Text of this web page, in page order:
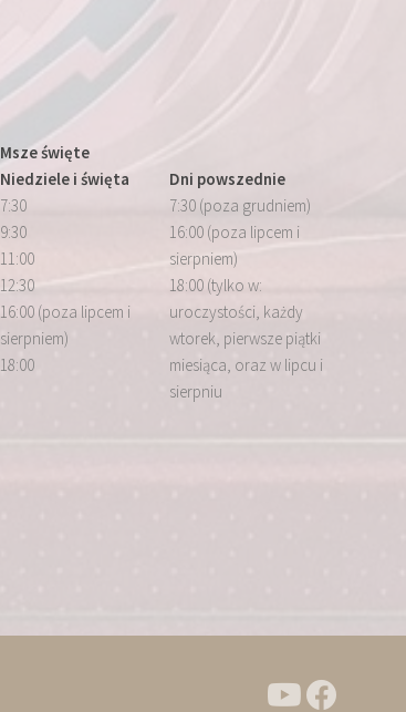
Msze święte
Niedziele i święta
7:30
9:30
11:00
12:30
16:00 (poza lipcem i
sierpniem)
18:00
Dni powszednie
7:30 (poza grudniem)
16:00 (poza lipcem i
sierpniem)
18:00 (tylko w:
uroczystości, każdy
wtorek, pierwsze piątki
miesiąca, oraz w lipcu i
sierpniu